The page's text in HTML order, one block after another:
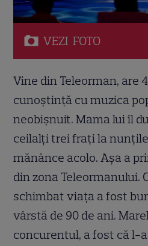
VEZI FOTO
Vine din Teleorman, are
cunoştinţă cu muzica
neobişnuit. Mama lui îl
ceilalţi trei fraţi la
mănânce acolo. Aşa a
din zona Teleormanului.
schimbat viaţa a fost
vârstă de 90 de ani.
concurentul, a fost că l-